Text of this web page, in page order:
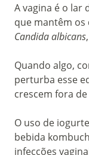
A vagina é o lar
que mantêm os
Candida albicans
Quando algo,
perturba esse
crescem fora
O uso de
bebida
infecções